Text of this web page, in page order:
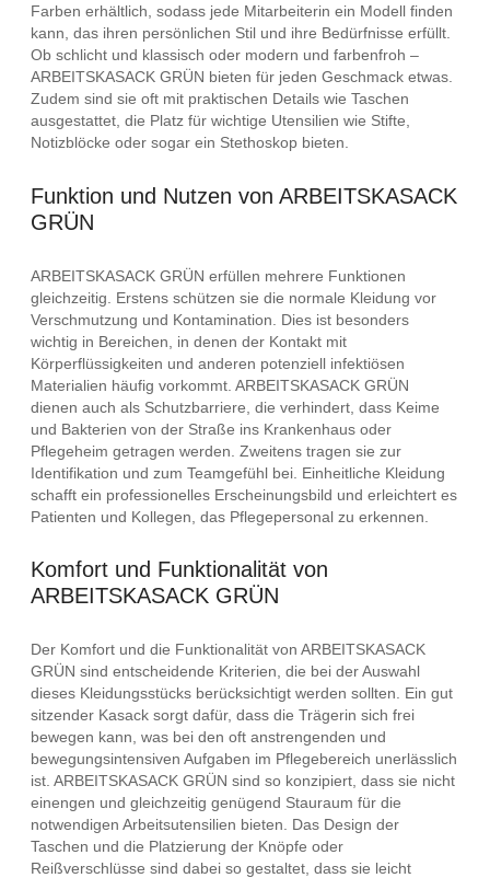
Farben erhältlich, sodass jede Mitarbeiterin ein Modell finden
kann, das ihren persönlichen Stil und ihre Bedürfnisse erfüllt.
Ob schlicht und klassisch oder modern und farbenfroh –
ARBEITSKASACK GRÜN bieten für jeden Geschmack etwas.
Zudem sind sie oft mit praktischen Details wie Taschen
ausgestattet, die Platz für wichtige Utensilien wie Stifte,
Notizblöcke oder sogar ein Stethoskop bieten.
Funktion und Nutzen von ARBEITSKASACK
GRÜN
ARBEITSKASACK GRÜN erfüllen mehrere Funktionen
gleichzeitig. Erstens schützen sie die normale Kleidung vor
Verschmutzung und Kontamination. Dies ist besonders
wichtig in Bereichen, in denen der Kontakt mit
Körperflüssigkeiten und anderen potenziell infektiösen
Materialien häufig vorkommt. ARBEITSKASACK GRÜN
dienen auch als Schutzbarriere, die verhindert, dass Keime
und Bakterien von der Straße ins Krankenhaus oder
Pflegeheim getragen werden. Zweitens tragen sie zur
Identifikation und zum Teamgefühl bei. Einheitliche Kleidung
schafft ein professionelles Erscheinungsbild und erleichtert es
Patienten und Kollegen, das Pflegepersonal zu erkennen.
Komfort und Funktionalität von
ARBEITSKASACK GRÜN
Der Komfort und die Funktionalität von ARBEITSKASACK
GRÜN sind entscheidende Kriterien, die bei der Auswahl
dieses Kleidungsstücks berücksichtigt werden sollten. Ein gut
sitzender Kasack sorgt dafür, dass die Trägerin sich frei
bewegen kann, was bei den oft anstrengenden und
bewegungsintensiven Aufgaben im Pflegebereich unerlässlich
ist. ARBEITSKASACK GRÜN sind so konzipiert, dass sie nicht
einengen und gleichzeitig genügend Stauraum für die
notwendigen Arbeitsutensilien bieten. Das Design der
Taschen und die Platzierung der Knöpfe oder
Reißverschlüsse sind dabei so gestaltet, dass sie leicht